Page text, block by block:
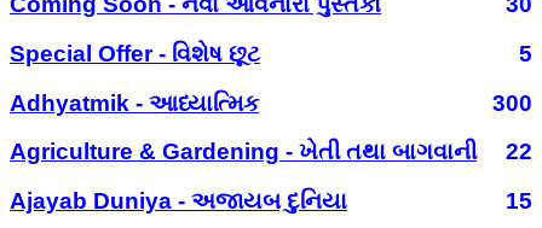
Special Offer - વિશેષ છૂટ
5
Adhyatmik - આધ્યાત્મિક
300
Agriculture & Gardening - ખેતી તથા બાગવાની
22
Ajayab Duniya - અજાયબ દુનિયા
15